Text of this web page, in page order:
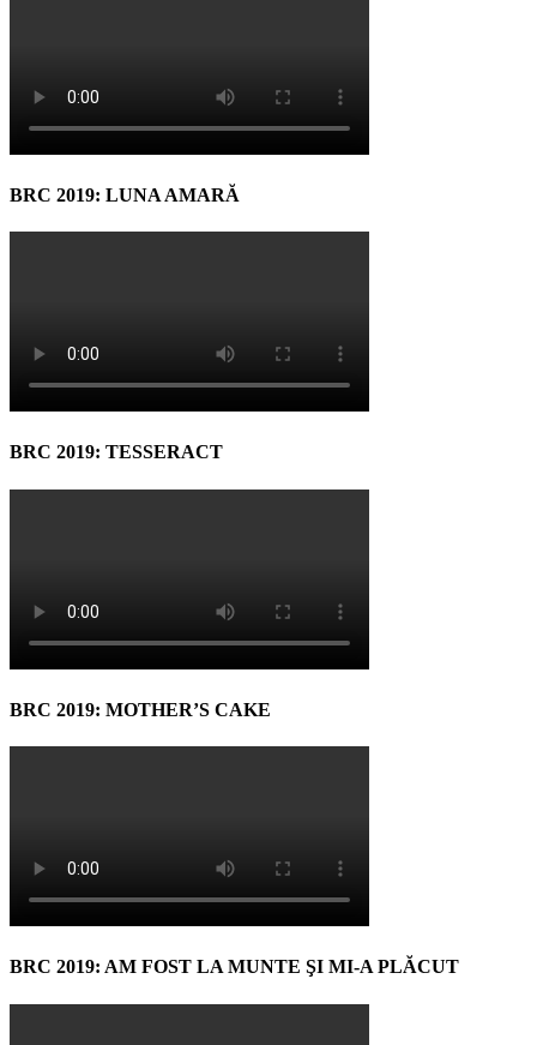
BRC 2019: LUNA AMARĂ
BRC 2019: TESSERACT
BRC 2019: MOTHER’S CAKE
BRC 2019: AM FOST LA MUNTE ŞI MI-A PLĂCUT